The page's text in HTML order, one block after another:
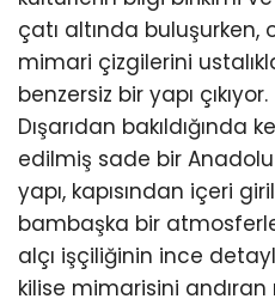
çatı altında buluşurken,
mimari çizgilerini
benzersiz bir yapı çıkıyor.
Dışarıdan bakıldığında
edilmiş sade bir
yapı, kapısından içeri
bambaşka bir atmosferle
alçı işçiliğinin ince
kilise mimarisini